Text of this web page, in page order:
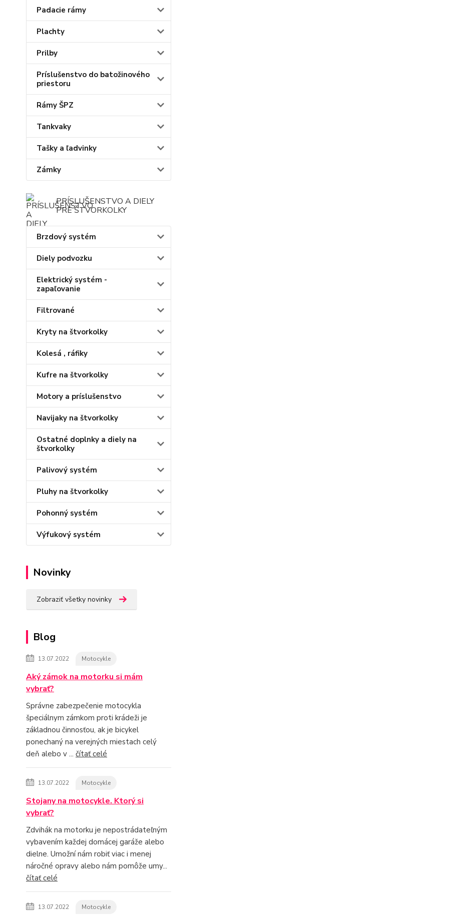
Padacie rámy
Plachty
Prilby
Príslušenstvo do batožinového
priestoru
Rámy ŠPZ
Tankvaky
Tašky a ľadvinky
Zámky
PRÍSLUŠENSTVO A DIELY
PRE ŠTVORKOLKY
Brzdový systém
Diely podvozku
Elektrický systém -
zapaľovanie
Filtrované
Kryty na štvorkolky
Kolesá , ráfiky
Kufre na štvorkolky
Motory a príslušenstvo
Navijaky na štvorkolky
Ostatné doplnky a diely na
štvorkolky
Palivový systém
Pluhy na štvorkolky
Pohonný systém
Výfukový systém
Novinky
Zobraziť všetky novinky
Blog
13.07.2022 Motocykle
Aký zámok na motorku si mám
vybrať?
Správne zabezpečenie motocykla
špeciálnym zámkom proti krádeži je
základnou činnosťou, ak je bicykel
ponechaný na verejných miestach celý
deň alebo v ... čítať celé
13.07.2022 Motocykle
Stojany na motocykle. Ktorý si
vybrať?
Zdvihák na motorku je nepostrádateľným
vybavením každej domácej garáže alebo
dielne. Umožní nám robiť viac i menej
náročné opravy alebo nám pomôže umy...
čítať celé
13.07.2022 Motocykle